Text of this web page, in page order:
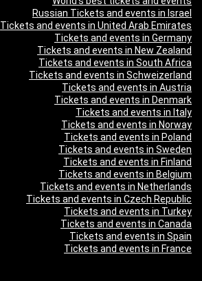
Russian Tickets and events in Israel
Tickets and events in United Arab Emirates
Tickets and events in Germany
Tickets and events in New Zealand
Tickets and events in South Africa
Tickets and events in Schweizerland
Tickets and events in Austria
Tickets and events in Denmark
Tickets and events in Italy
Tickets and events in Norway
Tickets and events in Poland
Tickets and events in Sweden
Tickets and events in Finland
Tickets and events in Belgium
Tickets and events in Netherlands
Tickets and events in Czech Republic
Tickets and events in Turkey
Tickets and events in Canada
Tickets and events in Spain
Tickets and events in France